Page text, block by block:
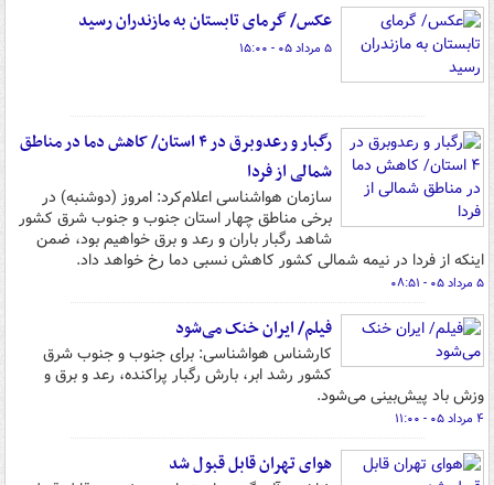
عکس/ گرمای تابستان به مازندران رسید
۵ مرداد ۰۵ - ۱۵:۰۰
رگبار و رعدوبرق در ۴ استان/ کاهش دما در مناطق
شمالی از فردا
سازمان هواشناسی اعلام‌کرد: امروز (دوشنبه) در
برخی مناطق چهار استان جنوب و جنوب شرق کشور
شاهد رگبار باران و رعد و برق خواهیم بود، ضمن
اینکه از فردا در نیمه شمالی کشور کاهش نسبی دما رخ خواهد داد.
۵ مرداد ۰۵ - ۰۸:۵۱
فیلم/ ایران خنک می‌شود
کارشناس هواشناسی: برای جنوب و جنوب شرق
کشور رشد ابر، بارش رگبار پراکنده، رعد و برق و
وزش باد پیش‌بینی می‌شود.
۴ مرداد ۰۵ - ۱۱:۰۰
هوای تهران قابل قبول شد